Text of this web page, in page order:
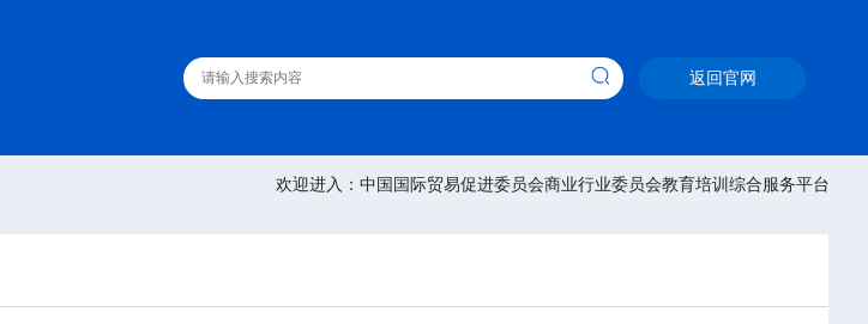
返回官网
欢迎进入：中国国际贸易促进委员会商业行业委员会教育培训综合服务平台